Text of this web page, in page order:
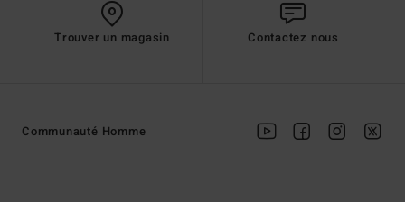
Trouver un magasin Contactez nous
Communauté Homme